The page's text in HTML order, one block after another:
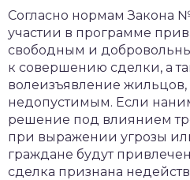
Согласно нормам Закона
участии в программе
свободным и
к совершению сделки, а
волеизъявление жильцов,
недопустимым. Если
решение под влиянием
при выражении угрозы
граждане будут
сделка признана